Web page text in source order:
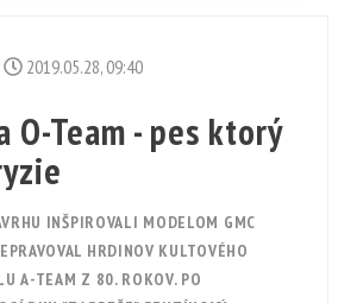
2019.05.28, 09:40
O-Team - pes ktorý
INŠPIROVALI MODELOM GMC
HRDINOV KULTOVÉHO
A-TEAM Z 80. ROKOV. PO